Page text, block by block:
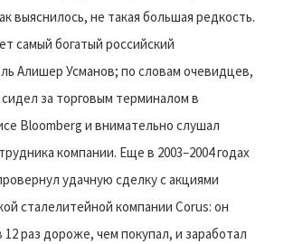
выяснилось, не такая большая редкость.
самый богатый российский
Алишер Усманов; по словам очевидцев,
за торговым терминалом в
Bloomberg и внимательно слушал
компании. Еще в 2003–2004 годах
удачную сделку с акциями
сталелитейной компании Corus: он
12 раз дороже, чем покупал, и заработал